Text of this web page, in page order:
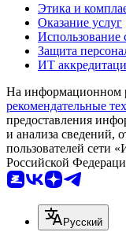
Этика и
Оказание услуг
Использование
Защита
ИТ
На информационном
рекомендательные
предоставления
и анализа сведений,
пользователей сети
Российской
Русский